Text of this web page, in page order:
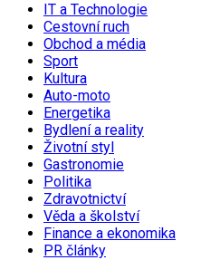
IT a Technologie
Cestovní ruch
Obchod a média
Sport
Kultura
Auto-moto
Energetika
Bydlení a reality
Životní styl
Gastronomie
Politika
Zdravotnictví
Věda a školství
Finance a ekonomika
PR články